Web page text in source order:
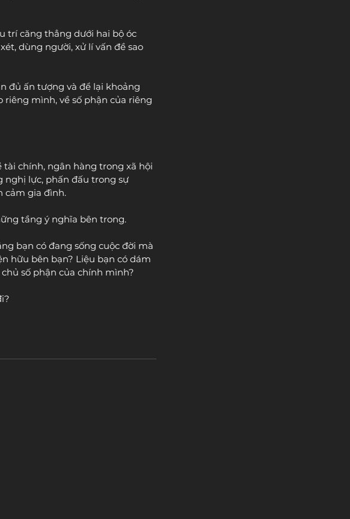
trí căng thẳng dưới hai bộ óc
dùng người, xử lí vấn đề sao
đủ ấn tượng và để lại khoảng
mình, về số phận của riêng
tài chính, ngân hàng trong xã hội
nghị lực, phấn đấu trong sự
cảm gia đình.
tầng ý nghĩa bên trong.
bạn có đang sống cuộc đời mà
hữu bên bạn? Liệu bạn có dám
số phận của chính mình?